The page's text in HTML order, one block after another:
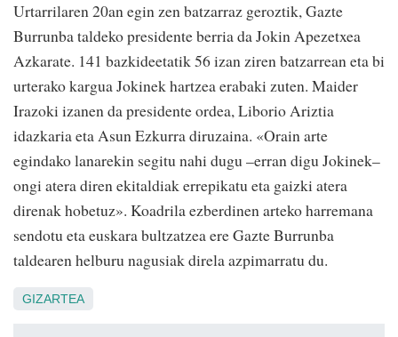
Urtarrilaren 20an egin zen batzarraz geroztik, Gazte
Burrunba taldeko presidente berria da Jokin Apezetxea
Azkarate. 141 bazkideetatik 56 izan ziren batzarrean eta bi
urterako kargua Jokinek hartzea erabaki zuten. Maider
Irazoki izanen da presidente ordea, Liborio Ariztia
idazkaria eta Asun Ezkurra diruzaina. «Orain arte
egindako lanarekin segitu nahi dugu –erran digu Jokinek–
ongi atera diren ekitaldiak errepikatu eta gaizki atera
direnak hobetuz». Koadrila ezberdinen arteko harremana
sendotu eta euskara bultzatzea ere Gazte Burrunba
taldearen helburu nagusiak direla azpimarratu du.
GIZARTEA